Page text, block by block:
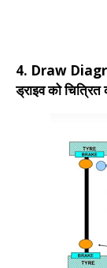
4. Draw
ड्राइव को